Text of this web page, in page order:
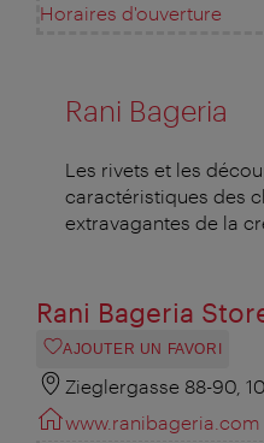
Horaires d'ouverture
Rani Bageria
Les rivets et les
caractéristiques des
extravagantes de la
Rani Bageria
AJOUTER UN FAVORI
Zieglergasse 88-90,
www.ranibageria.com